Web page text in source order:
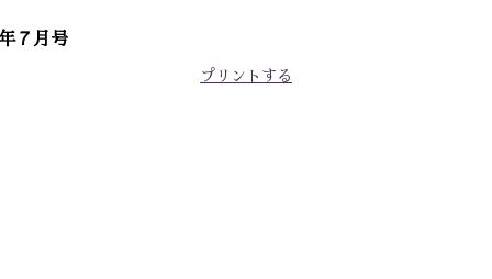
７月号
プリントする